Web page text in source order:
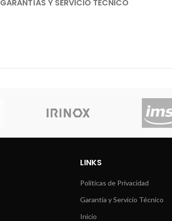
GARANTÍAS Y SERVICIO TÉCNICO
LINKS
Políticas de Privacidad
Garantía y Servicio Técnico
Inicio